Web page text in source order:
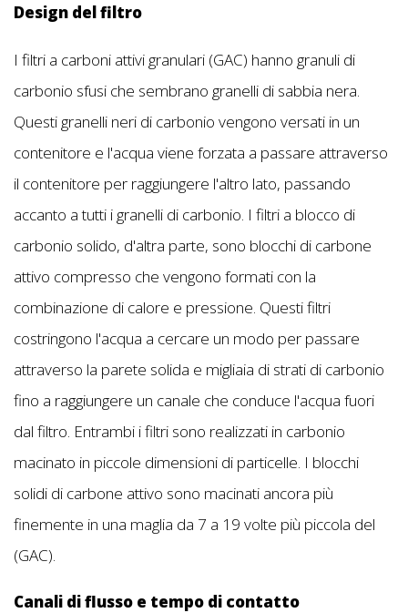
Design del filtro
I filtri a carboni attivi granulari (GAC) hanno granuli di
carbonio sfusi che sembrano granelli di sabbia nera.
Questi granelli neri di carbonio vengono versati in un
contenitore e l'acqua viene forzata a passare attraverso
il contenitore per raggiungere l'altro lato, passando
accanto a tutti i granelli di carbonio. I filtri a blocco di
carbonio solido, d'altra parte, sono blocchi di carbone
attivo compresso che vengono formati con la
combinazione di calore e pressione. Questi filtri
costringono l'acqua a cercare un modo per passare
attraverso la parete solida e migliaia di strati di carbonio
fino a raggiungere un canale che conduce l'acqua fuori
dal filtro. Entrambi i filtri sono realizzati in carbonio
macinato in piccole dimensioni di particelle. I blocchi
solidi di carbone attivo sono macinati ancora più
finemente in una maglia da 7 a 19 volte più piccola del
(GAC).
Canali di flusso e tempo di contatto